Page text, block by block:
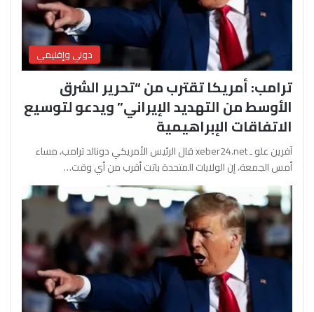
دولي وإقليمي
ترامب: أمريكا تقترب من “تحرير الشرق
الأوسط من التهديد الإيراني” ويدعو لتوسيع
الاتفاقات الإبراهيمية
آفرين علو ـ xeber24.net قال الرئيس الأمريكي دونالد ترامب، مساء
أمس الجمعة، إن الولايات المتحدة باتت أقرب من أي وقت…